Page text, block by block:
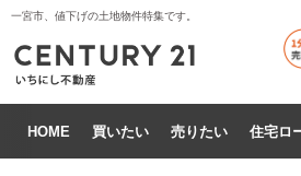
一宮市、値下げの土地物件特集です。
HOME 買いたい 売りたい 住宅ロ